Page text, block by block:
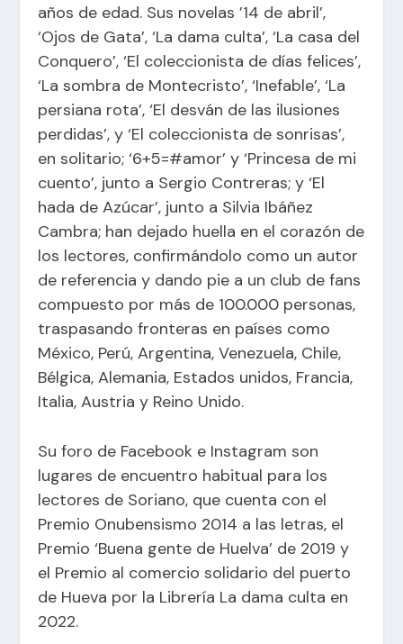
años de edad. Sus novelas ’14 de abril’,
‘Ojos de Gata’, ‘La dama culta’, ‘La casa del
Conquero’, ‘El coleccionista de días felices’,
‘La sombra de Montecristo’, ‘Inefable’, ‘La
persiana rota’, ‘El desván de las ilusiones
perdidas’, y ‘El coleccionista de sonrisas’,
en solitario; ‘6+5=#amor’ y ‘Princesa de mi
cuento’, junto a Sergio Contreras; y ‘El
hada de Azúcar’, junto a Silvia Ibáñez
Cambra; han dejado huella en el corazón de
los lectores, confirmándolo como un autor
de referencia y dando pie a un club de fans
compuesto por más de 100.000 personas,
traspasando fronteras en países como
México, Perú, Argentina, Venezuela, Chile,
Bélgica, Alemania, Estados unidos, Francia,
Italia, Austria y Reino Unido.
Su foro de Facebook e Instagram son
lugares de encuentro habitual para los
lectores de Soriano, que cuenta con el
Premio Onubensismo 2014 a las letras, el
Premio ‘Buena gente de Huelva’ de 2019 y
el Premio al comercio solidario del puerto
de Hueva por la Librería La dama culta en
2022.